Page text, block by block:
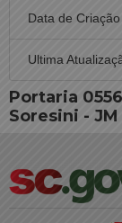
Data de Criação
Ultima
Portaria
Soresini - JM